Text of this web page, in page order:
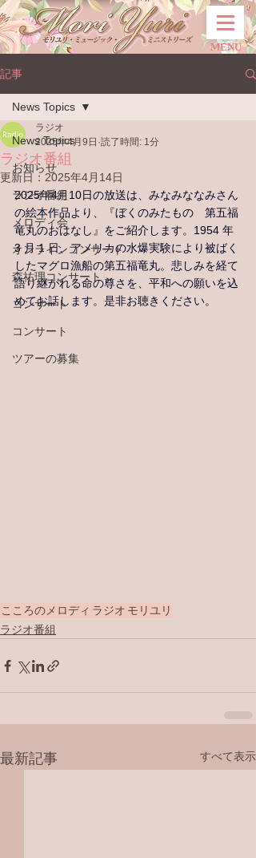
MENU
記事
News Topics
お知らせ
ラジオ番組
メロディ会
オンラインコンサート
森祐理コンサート
コンサート
コンサート
ツアーの募集
News Topics
ラジオ番組
ラジオ
2025年4月9日 読了時間: 1分
更新日： 2025年4月14日
2025年4月10日の放送は、みなみななみさん
の絵本作品より、『ぼくのみたもの　第五福
竜丸のおはなし』をご紹介します。 1954 年
3 月 1 日、アメリカの水爆実験により被ばく
したマグロ漁船の第五福竜丸。悲しみを経て
語り継がれる命の尊さを、平和への願いを込
めてお話します。是非お聴きください。
こころのメロディ ラジオ モリユリ
ラジオ番組
最新記事 すべて表示